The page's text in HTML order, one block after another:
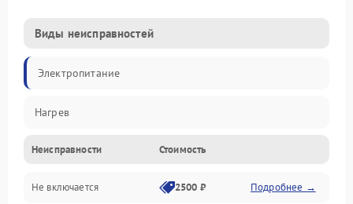
Виды неисправностей
Электропитание
Нагрев
Неисправности Стоимость
Не включается 2500 ₽ Подробнее →